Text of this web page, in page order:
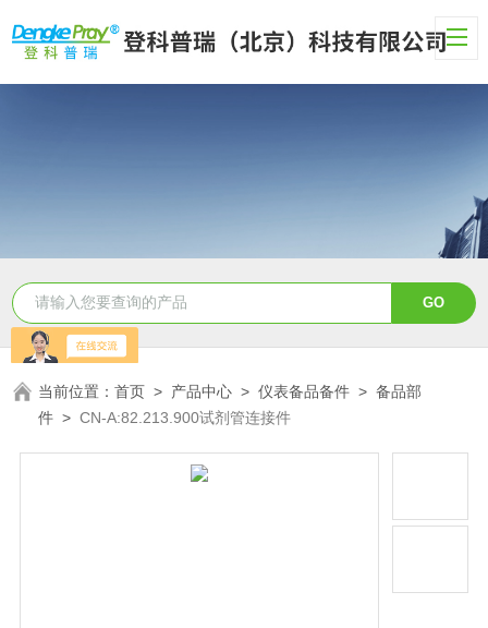
当前位置：首页 > 产品中心 >仪表备品备件 >备品部
件 >CN-A:82.213.900试剂管连接件